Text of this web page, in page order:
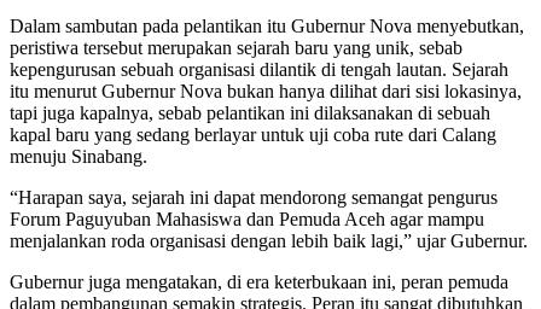
Dalam sambutan pada pelantikan itu Gubernur Nova menyebutkan,
peristiwa tersebut merupakan sejarah baru yang unik, sebab
kepengurusan sebuah organisasi dilantik di tengah lautan. Sejarah
itu menurut Gubernur Nova bukan hanya dilihat dari sisi lokasinya,
tapi juga kapalnya, sebab pelantikan ini dilaksanakan di sebuah
kapal baru yang sedang berlayar untuk uji coba rute dari Calang
menuju Sinabang.
“Harapan saya, sejarah ini dapat mendorong semangat pengurus
Forum Paguyuban Mahasiswa dan Pemuda Aceh agar mampu
menjalankan roda organisasi dengan lebih baik lagi,” ujar Gubernur.
Gubernur juga mengatakan, di era keterbukaan ini, peran pemuda
dalam pembangunan semakin strategis. Peran itu sangat dibutuhkan